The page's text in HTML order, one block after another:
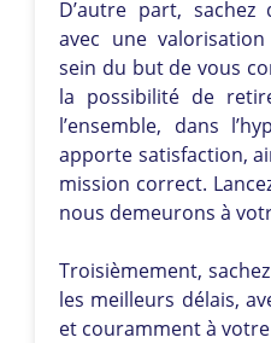
D’autre part,
avec une
sein du but de vous
la possibilité de
l’ensemble, dans
apporte satisfaction,
mission correct.
nous demeurons à
Troisièmement,
les meilleurs délais,
et couramment à